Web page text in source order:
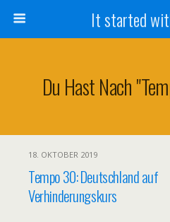
It started
Du Hast Nach
18. OKTOBER 2019
Tempo 30: Deutschland auf
Verhinderungskurs